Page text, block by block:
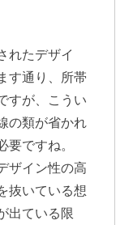
れたデザイ
す通り、所帯
すが、こうい
の類が省かれ
ですね。
ザイン性の高
抜いている想
出ている限